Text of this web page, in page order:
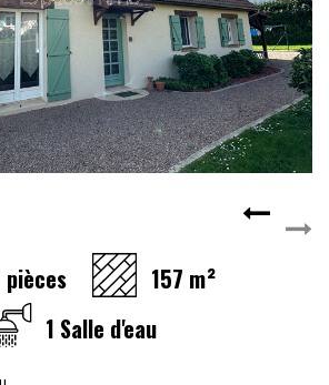
SERVICES
Actualités
Partenaires
de l'entreprise
pièces
157 m²
1 Salle d'eau